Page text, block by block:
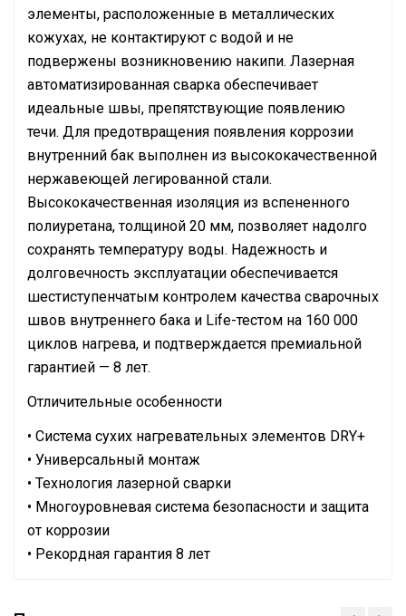
элементы, расположенные в металлических
кожухах, не контактируют с водой и не
подвержены возникновению накипи. Лазерная
автоматизированная сварка обеспечивает
идеальные швы, препятствующие появлению
течи. Для предотвращения появления коррозии
внутренний бак выполнен из высококачественной
нержавеющей легированной стали.
Высококачественная изоляция из вспененного
полиуретана, толщиной 20 мм, позволяет надолго
сохранять температуру воды. Надежность и
долговечность эксплуатации обеспечивается
шестиступенчатым контролем качества сварочных
швов внутреннего бака и Life-тестом на 160 000
циклов нагрева, и подтверждается премиальной
гарантией — 8 лет.
Отличительные особенности
• Система сухих нагревательных элементов DRY+
• Универсальный монтаж
• Технология лазерной сварки
• Многоуровневая система безопасности и защита
от коррозии
• Рекордная гарантия 8 лет